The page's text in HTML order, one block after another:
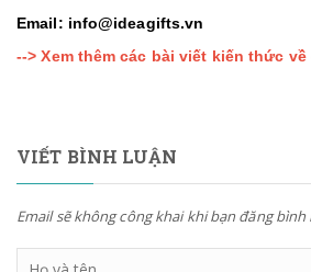
Email: info@ideagifts.vn
--> Xem thêm các bài viết kiến thức
VIẾT BÌNH LUẬN
Email sẽ không công khai khi bạn đăng bình